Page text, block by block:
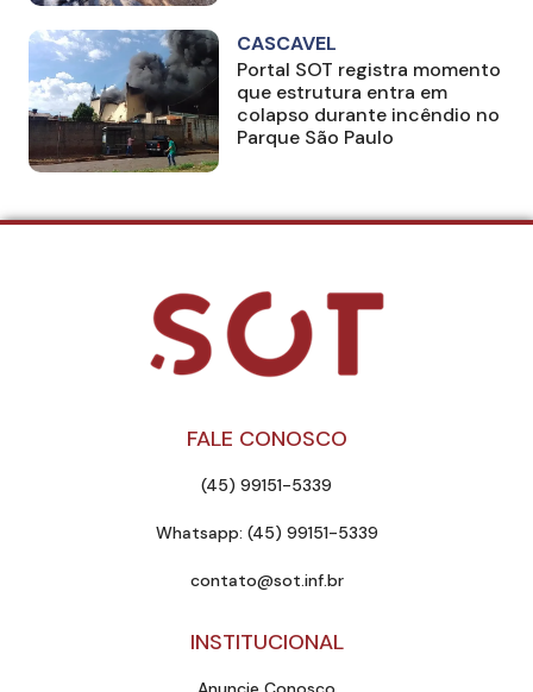
CASCAVEL
Portal SOT registra momento
que estrutura entra em
colapso durante incêndio no
Parque São Paulo
FALE CONOSCO
(45) 99151-5339
Whatsapp: (45) 99151-5339
contato@sot.inf.br
INSTITUCIONAL